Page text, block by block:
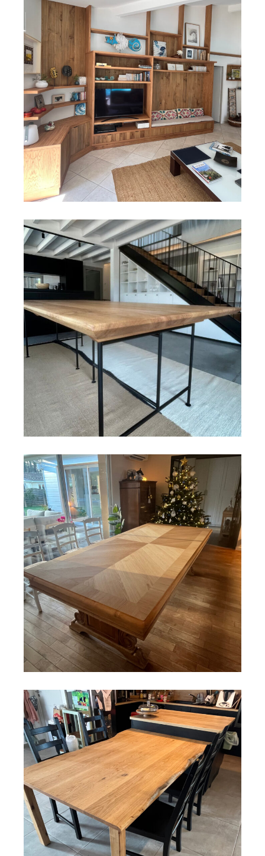
SALON
Meuble télé, banquette et étagères en
chêne
Découvrir
COLLABORATIONS
Agencements et meubles sur mesure
Découvrir
SALON
Restauration du placage d’une table
Découvrir
CUISINE SALON
Table à rallonges en chêne et stratifié